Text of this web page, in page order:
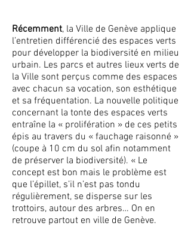
Récemment, la Ville de Genève applique
l’entretien différencié des espaces verts
pour développer la biodiversité en milieu
urbain. Les parcs et autres lieux verts de
la Ville sont perçus comme des espaces
avec chacun sa vocation, son esthétique
et sa fréquentation. La nouvelle politique
concernant la tonte des espaces verts
entraîne la « prolifération » de ces petits
épis au travers du « fauchage raisonné »
(coupe à 10 cm du sol afin notamment
de préserver la biodiversité). « Le
concept est bon mais le problème est
que l’épillet, s’il n’est pas tondu
régulièrement, se disperse sur les
trottoirs, autour des arbres… On en
retrouve partout en ville de Genève.